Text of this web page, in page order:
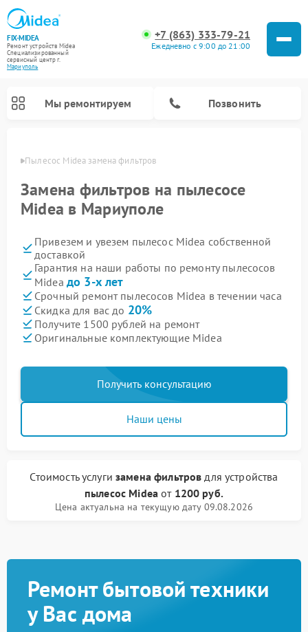
FIX-MIDEA
Ремонт устройств Midea
Специализированный
cервисный центр г.
Мариуполь
+7 (863) 333-79-21
Ежедневно с 9:00 до 21:00
Мы ремонтируем Позвонить
Пылесос Midea замена фильтров
Замена фильтров на пылесосе
Midea в Мариуполе
Привезем и увезем пылесос Midea собственной
доставкой
Гарантия на наши работы по ремонту пылесосов
Midea до 3-х лет
Срочный ремонт пылесосов Midea в течении часа
Скидка для вас до 20%
Получите 1500 рублей на ремонт
Оригинальные комплектующие Midea
Получить консультацию
Наши цены
Стоимость услугизамена фильтров для устройства
пылесос Mideaот 1200 руб.
Цена актуальна на текущую дату 09.08.2026
Ремонт бытовой техники
у Вас дома